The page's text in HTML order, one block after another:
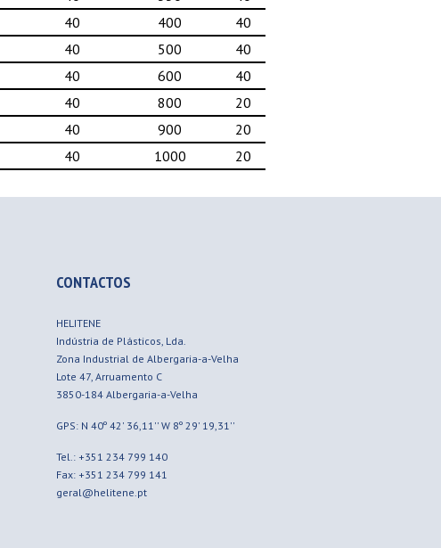
40 400
40
40 500
40
40 600
40
40 800
20
40 900
20
40 1000 20
CONTACTOS
HELITENE
Indústria de Plásticos, Lda.
Zona Industrial de Albergaria-a-Velha
Lote 47, Arruamento C
3850-184 Albergaria-a-Velha
GPS: N 40º 42' 36,11'' W 8º 29' 19,31''
Tel.: +351 234 799 140
Fax: +351 234 799 141
geral@helitene.pt